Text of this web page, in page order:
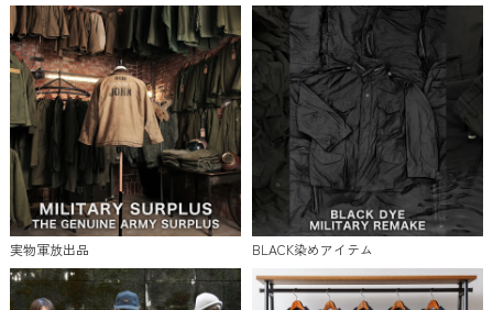
実物軍放出品 BLACK染めアイテム